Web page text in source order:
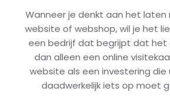
Wanneer je denkt aan het laten
website of webshop, wil je het
een bedrijf dat begrijpt dat
dan alleen een online
website als een investering die
daadwerkelijk iets op moet